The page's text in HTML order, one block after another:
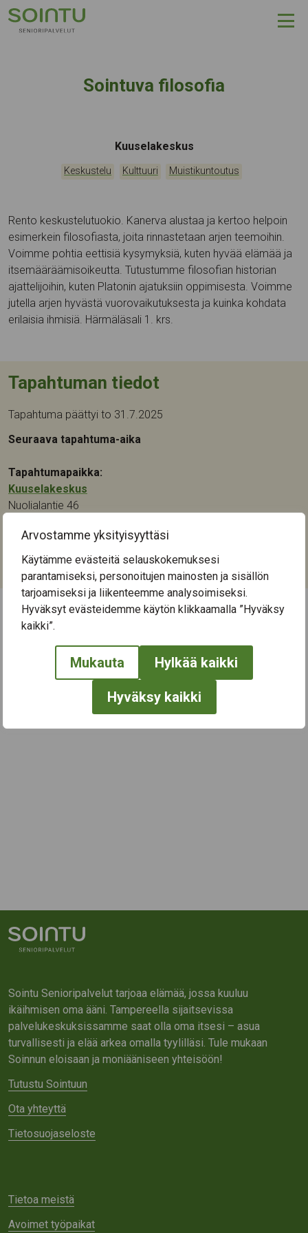
Arvostamme yksityisyyttäsi
Käytämme evästeitä selauskokemuksesi
parantamiseksi, personoitujen mainosten ja sisällön
tarjoamiseksi ja liikenteemme analysoimiseksi.
Hyväksyt evästeidemme käytön klikkaamalla ”Hyväksy
kaikki”.
Mukauta Hylkää kaikki
Hyväksy kaikki
Hyppää sisältöön
Sointuva filosofia
Tapahtumapaikka:
Kuuselakeskus
Kategoriat:
Keskustelu Kulttuuri Muistikuntoutus
Rento keskustelutuokio. Kanerva alustaa ja kertoo helpoin
esimerkein filosofiasta, joita rinnastetaan arjen teemoihin.
Voimme pohtia eettisiä kysymyksiä, kuten hyvää elämää ja
itsemääräämisoikeutta. Tutustumme filosofian historian
ajattelijoihin, kuten Platonin ajatuksiin oppimisesta. Voimme
jutella arjen hyvästä vuorovaikutuksesta ja kuinka kohdata
erilaisia ihmisiä. Härmäläsali 1. krs.
Tapahtuman tiedot
Tapahtuma päättyi to 31.7.2025
Seuraava tapahtuma-aika
Tapahtumapaikka:
Kuuselakeskus
Nuolialantie 46
Kategoriat:
Keskustelu,Kulttuuri,Muistikuntoutus
Sointu Senioripalvelut tarjoaa elämää, jossa kuuluu
ikäihmisen oma ääni. Tampereella sijaitsevissa
palvelukeskuksissamme saat olla oma itsesi – asua
turvallisesti ja elää arkea omalla tyylilläsi. Tule mukaan
Soinnun eloisaan ja moniääniseen yhteisöön!
Tutustu Sointuun
Ota yhteyttä
Tietosuojaseloste
Tietoa meistä
Avoimet työpaikat